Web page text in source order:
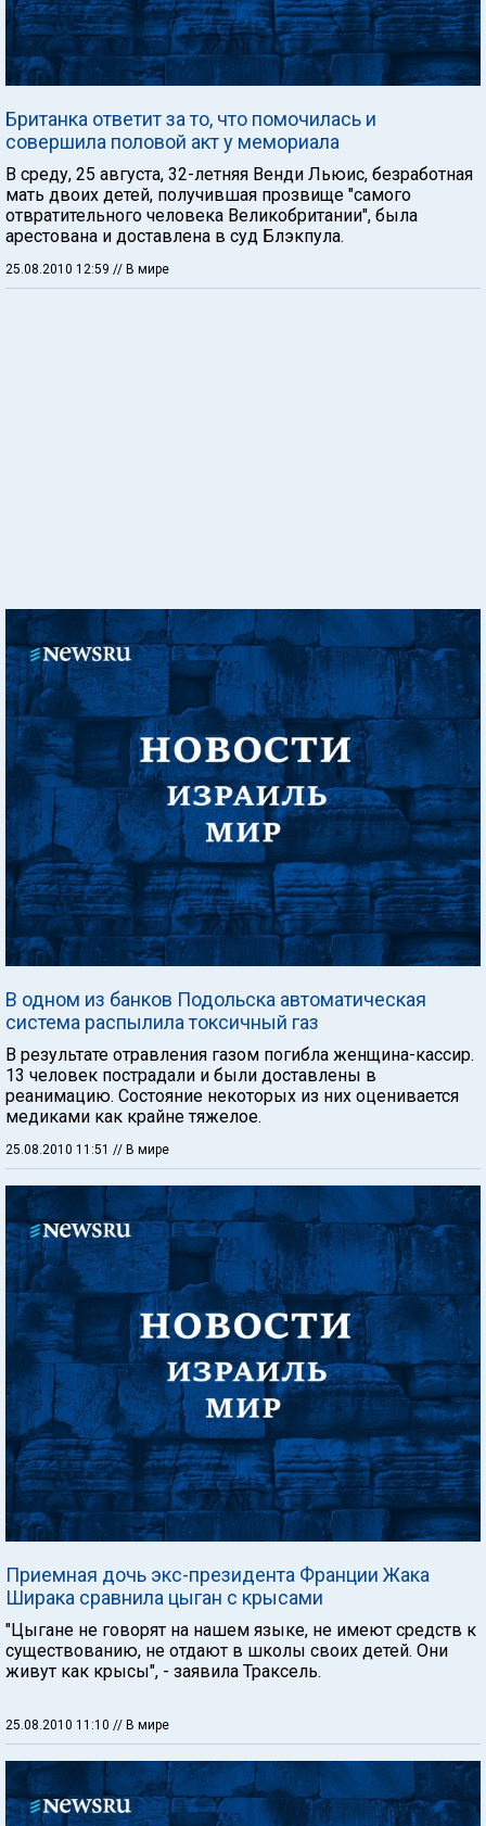
Британка ответит за то, что помочилась и
совершила половой акт у мемориала
В среду, 25 августа, 32-летняя Венди Льюис, безработная
мать двоих детей, получившая прозвище "самого
отвратительного человека Великобритании", была
арестована и доставлена в суд Блэкпула.
25.08.2010 12:59 // В мире
В одном из банков Подольска автоматическая
система распылила токсичный газ
В результате отравления газом погибла женщина-кассир.
13 человек пострадали и были доставлены в
реанимацию. Состояние некоторых из них оценивается
медиками как крайне тяжелое.
25.08.2010 11:51 // В мире
Приемная дочь экс-президента Франции Жака
Ширака сравнила цыган с крысами
"Цыгане не говорят на нашем языке, не имеют средств к
существованию, не отдают в школы своих детей. Они
живут как крысы", - заявила Траксель.
25.08.2010 11:10 // В мире